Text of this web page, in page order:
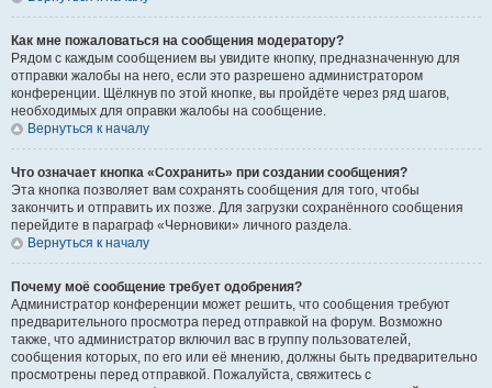
Как мне пожаловаться на сообщения модератору?
Рядом с каждым сообщением вы увидите кнопку, предназначенную для
отправки жалобы на него, если это разрешено администратором
конференции. Щёлкнув по этой кнопке, вы пройдёте через ряд шагов,
необходимых для оправки жалобы на сообщение.
Вернуться к началу
Что означает кнопка «Сохранить» при создании сообщения?
Эта кнопка позволяет вам сохранять сообщения для того, чтобы
закончить и отправить их позже. Для загрузки сохранённого сообщения
перейдите в параграф «Черновики» личного раздела.
Вернуться к началу
Почему моё сообщение требует одобрения?
Администратор конференции может решить, что сообщения требуют
предварительного просмотра перед отправкой на форум. Возможно
также, что администратор включил вас в группу пользователей,
сообщения которых, по его или её мнению, должны быть предварительно
просмотрены перед отправкой. Пожалуйста, свяжитесь с